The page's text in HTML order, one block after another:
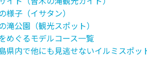
様子（イサタン）
滝公園（観光スポット）
めぐるモデルコース一覧
県内で他にも見逃せないイルミスポッ